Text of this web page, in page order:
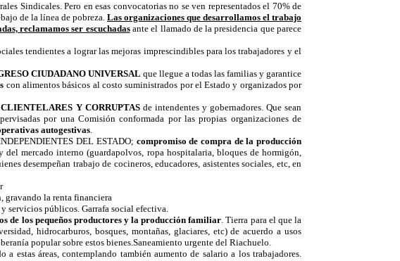
Sindicales. Pero en esas convocatorias no se ven representados el 70% de
de la línea de pobreza. Las organizaciones que desarrollamos el trabajo
reclamamos ser escuchadasante el llamado de la presidencia que parece
tendientes a lograr las mejoras imprescindibles para los trabajadores y el
CIUDADANO UNIVERSAL que llegue a todas las familias y garantice
con alimentos básicos al costo suministrados por el Estado y organizados por
Y CORRUPTAS de intendentes y gobernadores. Que sean
por una Comisión conformada por las propias organizaciones de
autogestivas.
DEL ESTADO; compromiso de compra de la producción
del mercado interno (guardapolvos, ropa hospitalaria, bloques de hormigón,
desempeñan trabajo de cocineros, educadores, asistentes sociales, etc, en
gravando la renta financiera
servicios públicos. Garrafa social efectiva.
de los pequeños productores y la producción familiar. Tierra para el que la
hidrocarburos, bosques, montañas, glaciares, etc) de acuerdo a usos
popular sobre estos bienes.Saneamiento urgente del Riachuelo.
estas áreas, contemplando también aumento de salario a los trabajadores.